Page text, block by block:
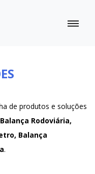
de produtos e soluções
Rodoviária,
Balança
.